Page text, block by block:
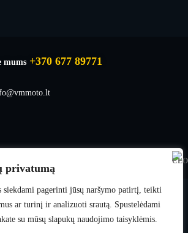
privatumą
siekdami pagerinti jūsų naršymo patirtį, teikti
ar turinį ir analizuoti srautą. Spustelėdami
su mūsų slapukų naudojimo taisyklėmis.
mums +370 677 89771
saugomos.